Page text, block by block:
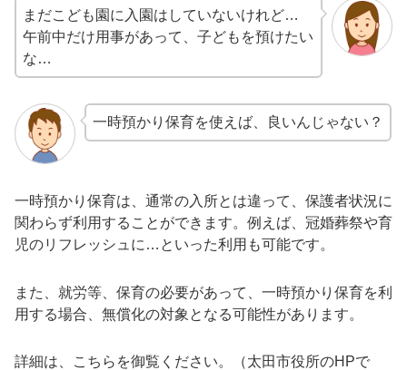
まだこども園に入園はしていないけれど…
午前中だけ用事があって、子どもを預けたい
な…
一時預かり保育を使えば、良いんじゃない？
一時預かり保育は、通常の入所とは違って、保護者状況に
関わらず利用することができます。例えば、冠婚葬祭や育
児のリフレッシュに…といった利用も可能です。
また、就労等、保育の必要があって、一時預かり保育を利
用する場合、無償化の対象となる可能性があります。
詳細は、こちらを御覧ください。（太田市役所のHPで